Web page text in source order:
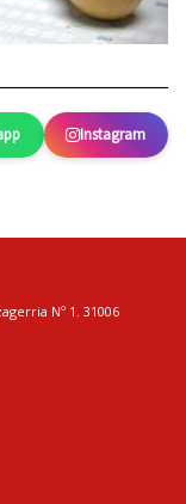
Instagram
Nº 1. 31006